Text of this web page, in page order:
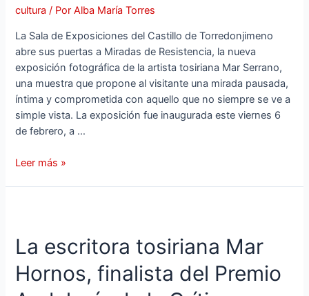
cultura / PorAlba María Torres
La Sala de Exposiciones del Castillo de Torredonjimeno
abre sus puertas a Miradas de Resistencia, la nueva
exposición fotográfica de la artista tosiriana Mar Serrano,
una muestra que propone al visitante una mirada pausada,
íntima y comprometida con aquello que no siempre se ve a
simple vista. La exposición fue inaugurada este viernes 6
de febrero, a …
Leer más »
La escritora tosiriana Mar
Hornos, finalista del Premio